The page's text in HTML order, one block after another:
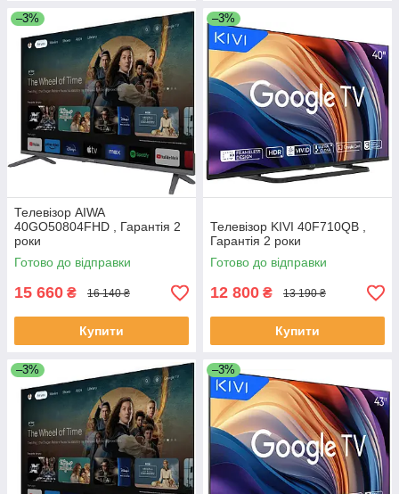
–3%
Телевізор AIWA
40GO50804FHD , Гарантія 2
роки
Готово до відправки
15 660 ₴ 16 140 ₴
Купити
–3%
Телевізор KIVI 40F710QB ,
Гарантія 2 роки
Готово до відправки
12 800 ₴ 13 190 ₴
Купити
–3% –3%